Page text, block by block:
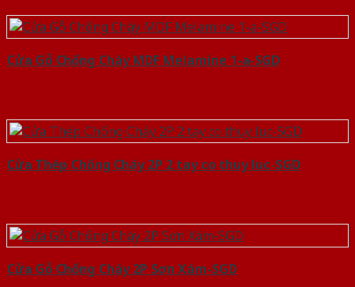
Cửa Gỗ Chống Cháy MDF Melamine 1-a-SGD
Cửa Thép Chống Cháy 2P 2 tay co thuy luc-SGD
Cửa Gỗ Chống Cháy 2P Sơn Xám-SGD